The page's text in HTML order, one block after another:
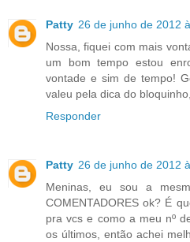
Patty 26 de junho de 2012
Nossa, fiquei com mais
um bom tempo estou
vontade e sim de tempo!
valeu pela dica do
Responder
Patty 26 de junho de 2012
Meninas, eu sou a
COMENTADORES ok? É
pra vcs e como a meu nº
os últimos, então achei